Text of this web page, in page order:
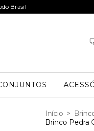
Brasil
Início >
Brinco Pedra